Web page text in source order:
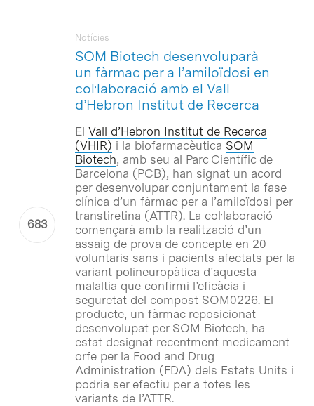
SOM Biotech desenvoluparà
un fàrmac per a l’amiloïdosi en
col·laboració amb el Vall
d’Hebron Institut de Recerca
Notícies
El Vall d’Hebron Institut de Recerca
(VHIR) i la biofarmacèutica SOM
Biotech, amb seu al Parc Científic de
Barcelona (PCB), han signat un acord
per desenvolupar conjuntament la fase
clínica d’un fàrmac per a l’amiloïdosi per
transtiretina (ATTR). La col·laboració
començarà amb la realització d’un
assaig de prova de concepte en 20
voluntaris sans i pacients afectats per la
variant polineuropàtica d’aquesta
malaltia que confirmi l’eficàcia i
seguretat del compost SOM0226. El
producte, un fàrmac reposicionat
desenvolupat per SOM Biotech, ha
estat designat recentment medicament
orfe per la Food and Drug
Administration (FDA) dels Estats Units i
podria ser efectiu per a totes les
variants de l’ATTR.